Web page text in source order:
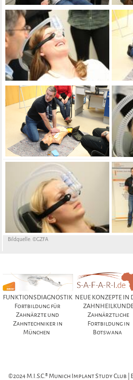
Bildquelle: ©GZFA
FUNKTIONSDIAGNOSTIK
Fortbildung für
Zahnärzte und
Zahntechniker in
München
NEUE KONZEPTE IN
Zahnärztliche
Fortbildung in
Botswana
©2024 M.I.S.C.® Munich Implant Study Club |